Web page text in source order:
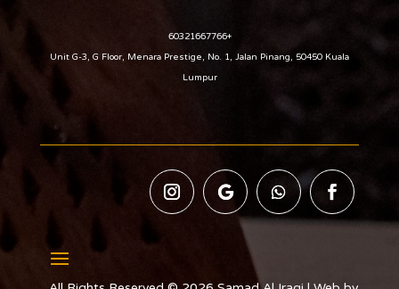
+60321667766
Unit G-3, G Floor, Menara Prestige, No. 1, Jalan Pinang, 50450 Kuala
Lumpur